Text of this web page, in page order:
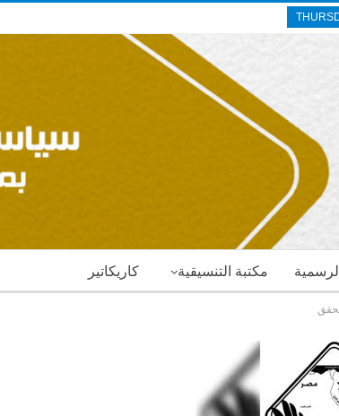
كاريكاتير مكتبة التنسيقية الرسمية